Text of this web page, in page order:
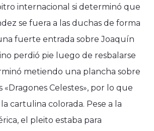
internacional si determinó que
se fuera a las duchas de forma
fuerte entrada sobre Joaquín
perdió pie luego de resbalarse
metiendo una plancha sobre
Celestes», por lo que
cartulina colorada. Pese a la
el pleito estaba para